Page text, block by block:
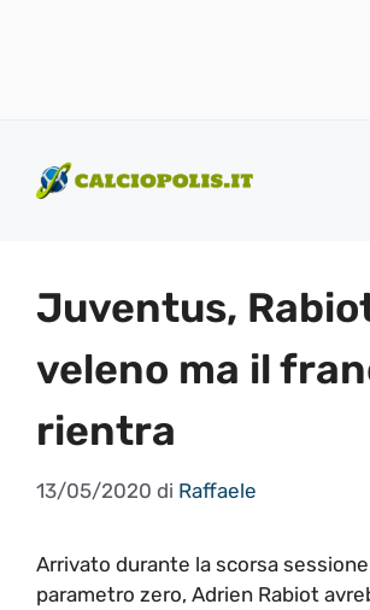
contenuto
Juventus,
veleno ma il
rientra
13/05/2020 di Raffaele
Arrivato durante la scorsa
parametro zero, Adrien Rabiot